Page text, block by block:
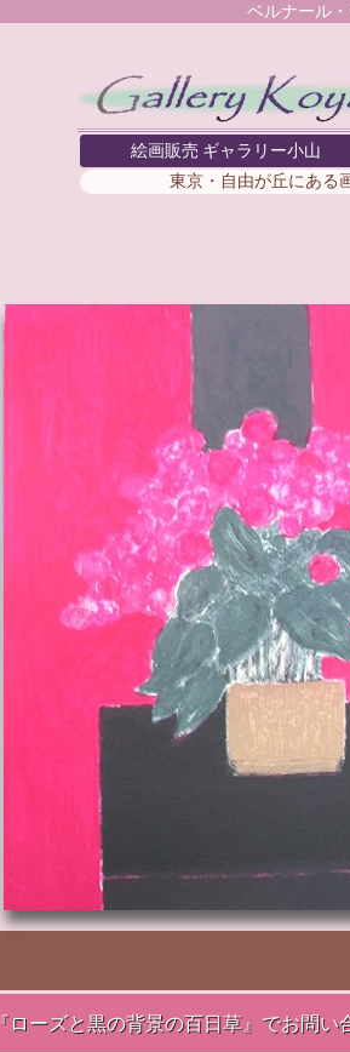
ベルナール
絵画販売 ギャラリー小山
東京・自由が丘にあ
『ローズと黒の背景の百日草』でお問い